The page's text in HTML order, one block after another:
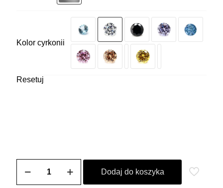
Kolor cyrkonii
Resetuj
Nausznica
Dodaj do koszyka